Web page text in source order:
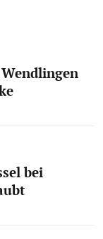
bei